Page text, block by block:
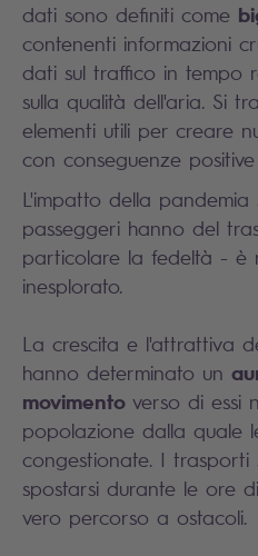
dati sono definiti come
contenenti informazioni
dati sul traffico in tempo
sulla qualità dell'aria. Si
elementi utili per creare
con conseguenze
L'impatto della pandemia
passeggeri hanno del
particolare la fedeltà - è
inesplorato.
La crescita e l'attrattiva
hanno determinato un
movimento verso di essi
popolazione dalla quale
congestionate. I trasporti
spostarsi durante le ore
vero percorso a ostacoli.